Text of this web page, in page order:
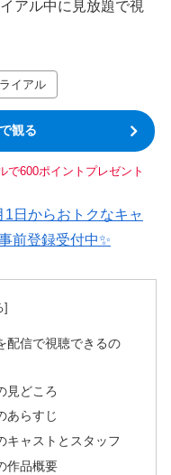
アル中に見放題で視
イアル
観る
で600ポイントプレゼント
日からおトクなキャ
前登録受付中✨
配信で視聴できるの
見どころ
あらすじ
キャストとスタッフ
作品概要